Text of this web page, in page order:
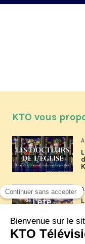
KTO vous